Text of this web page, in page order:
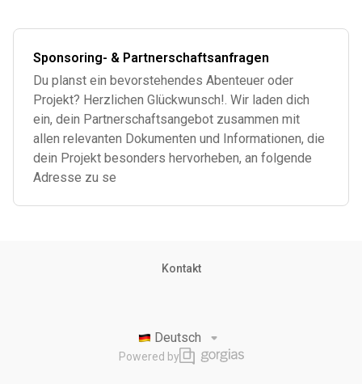
Sponsoring- & Partnerschaftsanfragen
Du planst ein bevorstehendes Abenteuer oder
Projekt? Herzlichen Glückwunsch!. Wir laden dich
ein, dein Partnerschaftsangebot zusammen mit
allen relevanten Dokumenten und Informationen, die
dein Projekt besonders hervorheben, an folgende
Adresse zu se
Kontakt
Powered by
Deutsch